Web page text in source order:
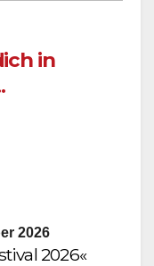
in
2026
2026«